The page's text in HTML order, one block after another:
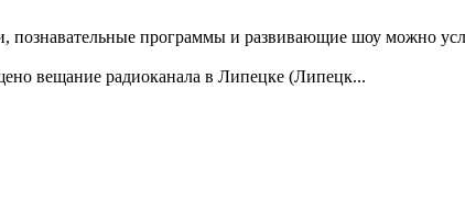
познавательные программы и развивающие шоу можно
вещание радиоканала в Липецке (Липецк...